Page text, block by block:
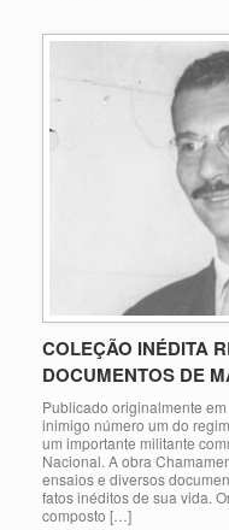
COLEÇÃO INÉDITA
DOCUMENTOS DE
Publicado originalmente
inimigo número um do
um importante militante
Nacional. A obra
ensaios e diversos
fatos inéditos de sua vida.
composto […]